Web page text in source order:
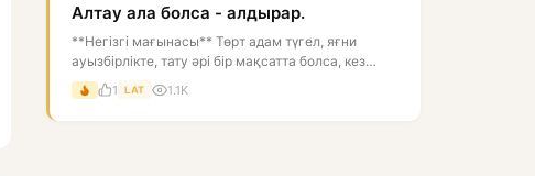
Алтау ала болса - алдырар.
**Негізгі мағынасы** Төрт адам түгел, яғни
ауызбірлікте, тату әрі бір мақсатта болса, кез
келген істі жеңіп, нәтижеге же...
1 LAT 1.1K